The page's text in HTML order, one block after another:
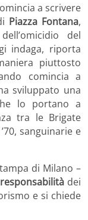
a scrivere
Piazza Fontana,
del
indaga, riporta
piuttosto
comincia a
sviluppato una
lo portano a
tra le Brigate
sanguinarie e
di Milano –
responsabilità dei
e si chiede